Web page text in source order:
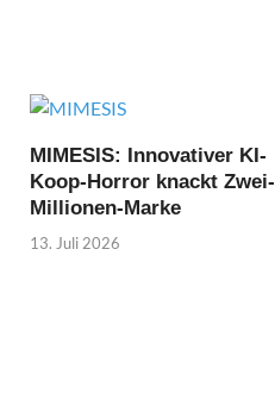
MIMESIS: Innovativer KI-
Koop-Horror knackt Zwei-
Millionen-Marke
13. Juli 2026